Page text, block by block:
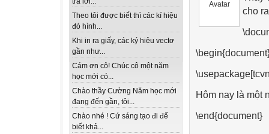
Theo tôi được biết thì các kí hiệu
đó hình...
Khi in ra giấy, các ký hiệu vectơ
gần như...
Cám ơn cô! Chúc cô một năm
học mới có...
Chào thầy Cường Năm học mới
đang đến gần, tôi...
Chào nhé ! Cứ sáng tạo đi để
biết khả...
cho
Hôm nay là một
\end{document}